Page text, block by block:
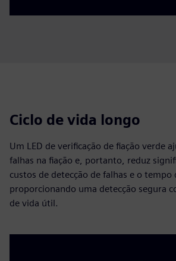
Ciclo de vida longo
Um LED de verificação de fiação verde
falhas na fiação e, portanto, reduz
custos de detecção de falhas e o tempo
proporcionando uma detecção segura
de vida útil.